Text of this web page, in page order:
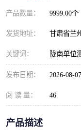
产品数量： 9999.00个
发货地址： 甘肃省兰
关键词： 陇南单位
发布日期： 2026-08-07
阅 读 量： 46
产品描述